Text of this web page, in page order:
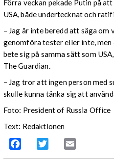
Förra veckan pekade Putin på
USA, både undertecknat och
– Jag är inte beredd att säga om
genomföra tester eller inte,
bete sig på samma sätt som
The Guardian.
– Jag tror att ingen person med
skulle kunna tänka sig att
Foto: President of Russia Office
Text: Redaktionen
Facebook Twitter